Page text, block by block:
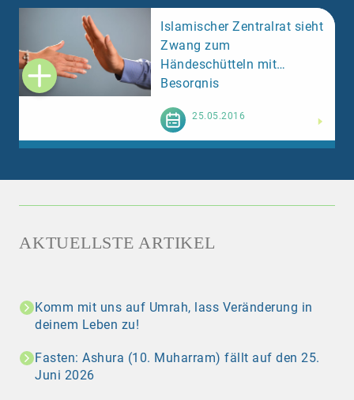
Islamischer Zentralrat sieht
Zwang zum
Händeschütteln mit
Besorgnis
25.05.2016
AKTUELLSTE ARTIKEL
Komm mit uns auf Umrah, lass Veränderung in
deinem Leben zu!
Fasten: Ashura (10. Muharram) fällt auf den 25.
Juni 2026